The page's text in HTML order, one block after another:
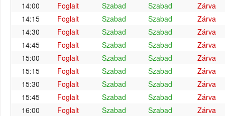
14:00
Foglalt Szabad Szabad
Zárva
14:15
Foglalt Szabad Szabad
Zárva
14:30
Foglalt Szabad Szabad
Zárva
14:45
Foglalt Szabad Szabad
Zárva
15:00
Foglalt Szabad Szabad
Zárva
15:15
Foglalt Szabad Szabad
Zárva
15:30
Foglalt Szabad Szabad
Zárva
15:45
Foglalt Szabad Szabad
Zárva
16:00
Foglalt Szabad Szabad
Zárva